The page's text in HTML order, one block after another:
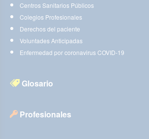
Centros Sanitarios Públicos
Colegios Profesionales
Derechos del paciente
Voluntades Anticipadas
Enfermedad por coronavirus COVID-19
Glosario
Profesionales